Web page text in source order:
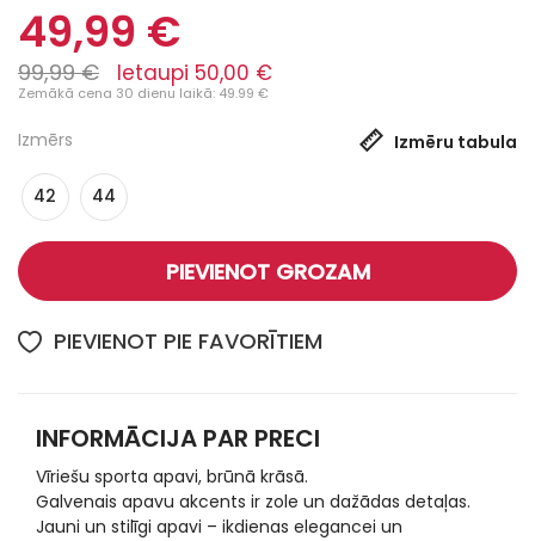
49,99 €
99,99 € Ietaupi 50,00 €
Zemākā cena 30 dienu laikā: 49.99 €
Izmērs Izmēru tabula
42 44
PIEVIENOT GROZAM
PIEVIENOT PIE FAVORĪTIEM
INFORMĀCIJA PAR PRECI
Vīriešu sporta apavi, brūnā krāsā.
Galvenais apavu akcents ir zole un dažādas detaļas.
Jauni un stilīgi apavi – ikdienas elegancei un